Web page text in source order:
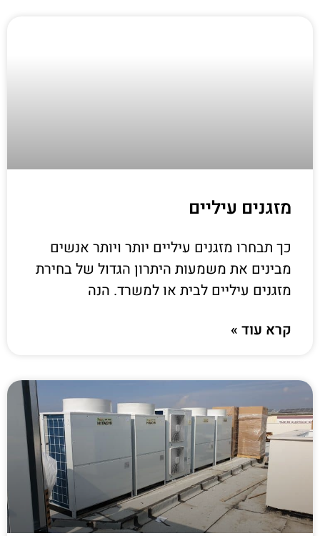
מזגנים עיליים
כך תבחרו מזגנים עיליים יותר ויותר אנשים
מבינים את משמעות היתרון הגדול של בחירת
מזגנים עיליים לבית או למשרד. הנה
קרא עוד »